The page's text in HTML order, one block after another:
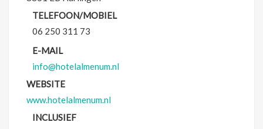
TELEFOON/MOBIEL
06 250 311 73
E-MAIL
info@hotelalmenum.nl
WEBSITE
www.hotelalmenum.nl
INCLUSIEF